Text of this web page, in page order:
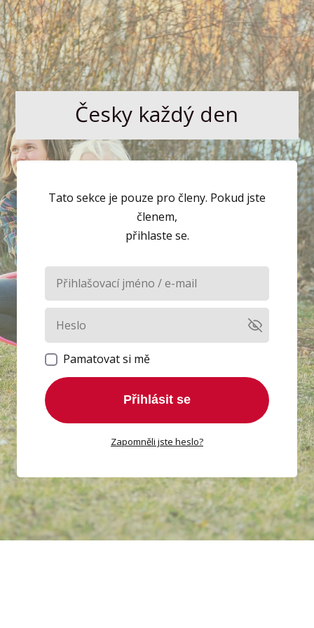
Česky každý den
Tato sekce je pouze pro členy. Pokud jste
členem,
přihlaste se.
Pamatovat si mě
Přihlásit se
Zapomněli jste heslo?